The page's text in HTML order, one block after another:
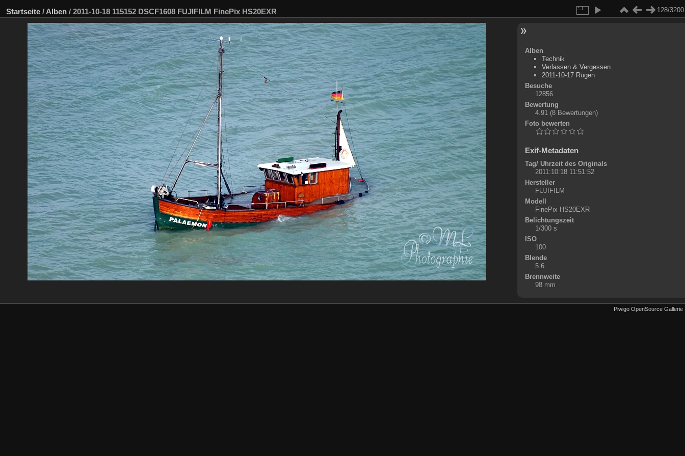
Startseite / Alben / 2011-10-18 115152 DSCF1608 FUJIFILM FinePix HS20EXR 128/3200
Alben
Technik
Verlassen & Vergessen
2011-10-17 Rügen
Besuche
12856
Bewertung
4.91 (8 Bewertungen)
Foto bewerten
Exif-Metadaten
Tag/ Uhrzeit des Originals
2011:10:18 11:51:52
Hersteller
FUJIFILM
Modell
FinePix HS20EXR
Belichtungszeit
1/300 s
ISO
100
Blende
5.6
Brennweite
98 mm
Piwigo OpenSource Gallerie